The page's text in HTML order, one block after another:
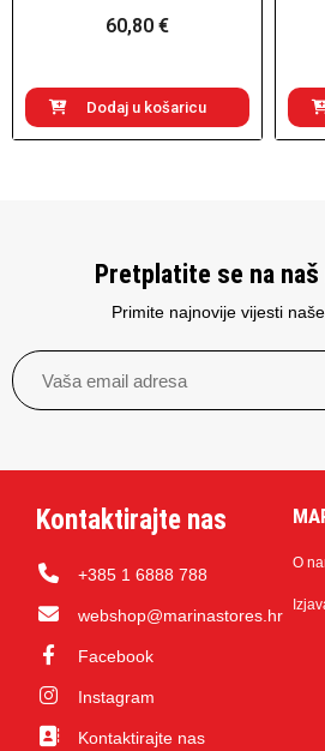
60,80 €
Dodaj u košaricu
Pretplatite se na
Primite najnovije vijesti
Kontaktirajte nas
+385 1 6888 788
webshop@marinastores.hr
Facebook
Instagram
Kontaktirajte nas
O